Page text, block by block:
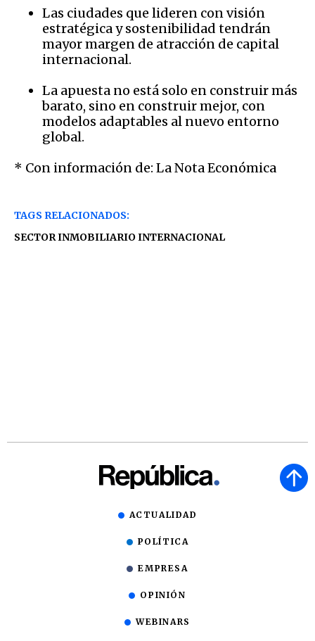
Las ciudades que lideren con visión
estratégica y sostenibilidad tendrán
mayor margen de atracción de capital
internacional.
La apuesta no está solo en construir más
barato, sino en construir mejor, con
modelos adaptables al nuevo entorno
global.
* Con información de: La Nota Económica
TAGS RELACIONADOS:
SECTOR INMOBILIARIO INTERNACIONAL
ACTUALIDAD
POLÍTICA
EMPRESA
OPINIÓN
WEBINARS